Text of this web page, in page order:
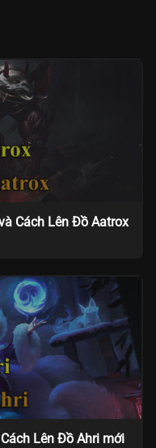
Cách Lên Đồ Aatrox
Lên Đồ Ahri mới